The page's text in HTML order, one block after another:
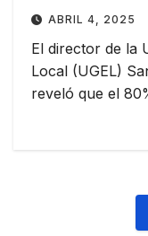
ABRIL 4, 2025
El director de la
Local (UGEL)
reveló que el